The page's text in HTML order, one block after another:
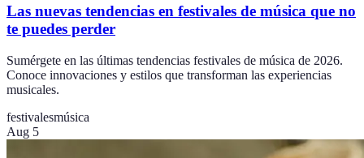
Las nuevas tendencias en festivales de música que no
te puedes perder
Sumérgete en las últimas tendencias festivales de música de 2026.
Conoce innovaciones y estilos que transforman las experiencias
musicales.
festivalesmúsica
Aug 5